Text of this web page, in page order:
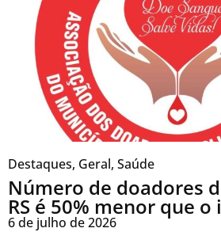
Destaques, Geral, Saúde
Número de doadores
RS é 50% menor que o
6 de julho de 2026